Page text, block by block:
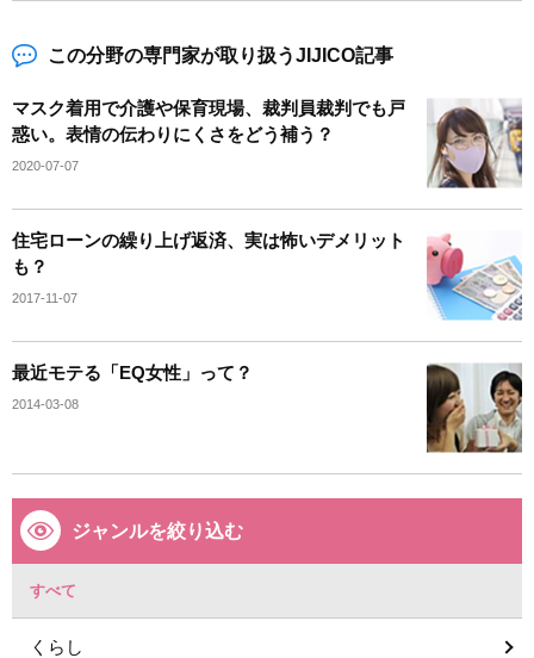
この分野の専門家が取り扱うJIJICO記事
マスク着用で介護や保育現場、裁判員裁判でも戸
惑い。表情の伝わりにくさをどう補う？
2020-07-07
住宅ローンの繰り上げ返済、実は怖いデメリット
も？
2017-11-07
最近モテる「EQ女性」って？
2014-03-08
ジャンルを絞り込む
すべて
くらし